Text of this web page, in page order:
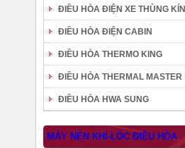
ĐIỀU HÒA ĐIỆN XE THÙNG KÍN
ĐIỀU HÒA ĐIỆN CABIN
ĐIỀU HÒA THERMO KING
ĐIỀU HÒA THERMAL MASTER
ĐIỀU HÒA HWA SUNG
MÁY NÉN KHÍ-LỐC ĐIỀU HÒA